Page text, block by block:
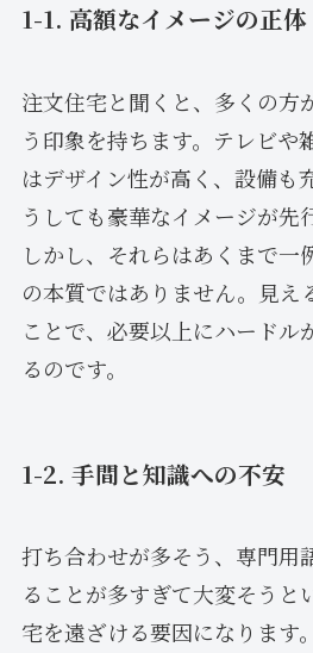
1-1. 高額なイメージの正体
注文住宅と聞くと、多くの方
う印象を持ちます。テレビや
はデザイン性が高く、設備も
うしても豪華なイメージが先
しかし、それらはあくまで一
の本質ではありません。見え
ことで、必要以上にハードル
るのです。
1-2. 手間と知識への不安
打ち合わせが多そう、専門用
ることが多すぎて大変そうと
宅を遠ざける要因になります